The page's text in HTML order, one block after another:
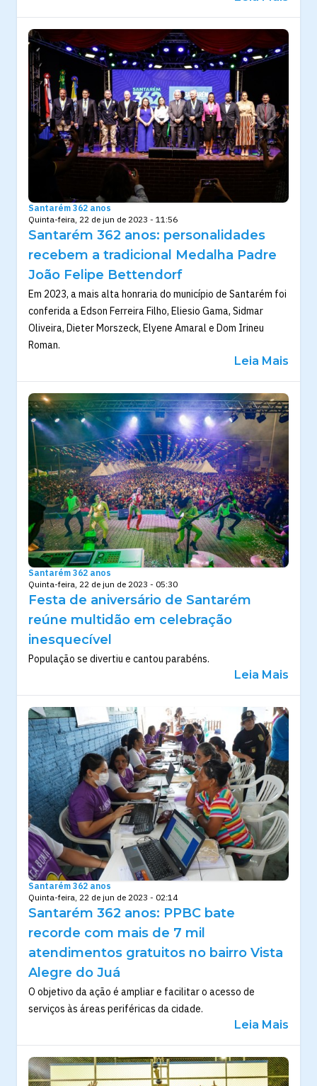
Santarém 362 anos
Quinta-feira, 22 de jun de 2023 - 11:56
Santarém 362 anos: personalidades
recebem a tradicional Medalha Padre
João Felipe Bettendorf
Em 2023, a mais alta honraria do município de Santarém foi
conferida a Edson Ferreira Filho, Eliesio Gama, Sidmar
Oliveira, Dieter Morszeck, Elyene Amaral e Dom Irineu
Roman.
Leia Mais
Santarém 362 anos
Quinta-feira, 22 de jun de 2023 - 05:30
Festa de aniversário de Santarém
reúne multidão em celebração
inesquecível
População se divertiu e cantou parabéns.
Leia Mais
Santarém 362 anos
Quinta-feira, 22 de jun de 2023 - 02:14
Santarém 362 anos: PPBC bate
recorde com mais de 7 mil
atendimentos gratuitos no bairro Vista
Alegre do Juá
O objetivo da ação é ampliar e facilitar o acesso de
serviços às áreas periféricas da cidade.
Leia Mais